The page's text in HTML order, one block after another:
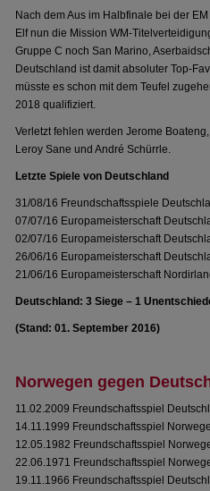
Nach dem Aus im Halbfinale bei der
Elf nun die Mission WM-
Gruppe C noch San Marino,
Deutschland ist damit absoluter Top-
müsste es schon mit dem Teufel
2018 qualifiziert.
Verletzt fehlen werden Jerome
Leroy Sane und André Schürrle.
Letzte Spiele von Deutschland
31/08/16 Freundschaftsspiele
07/07/16 Europameisterschaft
02/07/16 Europameisterschaft
26/06/16 Europameisterschaft
21/06/16 Europameisterschaft
Deutschland: 3 Siege – 1
(Stand: 01. September 2016)
Norwegen gegen
11.02.2009 Freundschaftsspiel
14.11.1999 Freundschaftsspiel
12.05.1982 Freundschaftsspiel
22.06.1971 Freundschaftsspiel
19.11.1966 Freundschaftsspiel